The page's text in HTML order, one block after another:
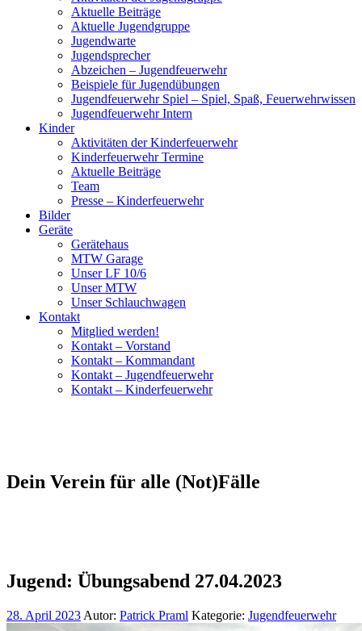
Aktuelle Beiträge
Aktuelle Jugendgruppe
Jugendwarte
Jugendsprecher
Abzeichen – Jugendfeuerwehr
Beispiele für Jugendübungen
Jugendfeuerwehr Spiel – Spiel, Spaß, Feuerwehrwissen
Jugendfeuerwehr Intern
Kinder
Aktivitäten der Kinderfeuerwehr
Kinderfeuerwehr Termine
Aktuelle Beiträge
Team
Presse – Kinderfeuerwehr
Bilder
Geräte
Gerätehaus
MTW Garage
Unser LF 10/6
Unser MTW
Unser Schlauchwagen
Kontakt
Mitglied werden!
Kontakt – Vorstand
Kontakt – Kommandant
Kontakt – Jugendfeuerwehr
Kontakt – Kinderfeuerwehr
Dein Verein für alle (Not)Fälle
Jugend: Übungsabend 27.04.2023
28. April 2023 Autor: Patrick Praml Kategorie: Jugendfeuerwehr